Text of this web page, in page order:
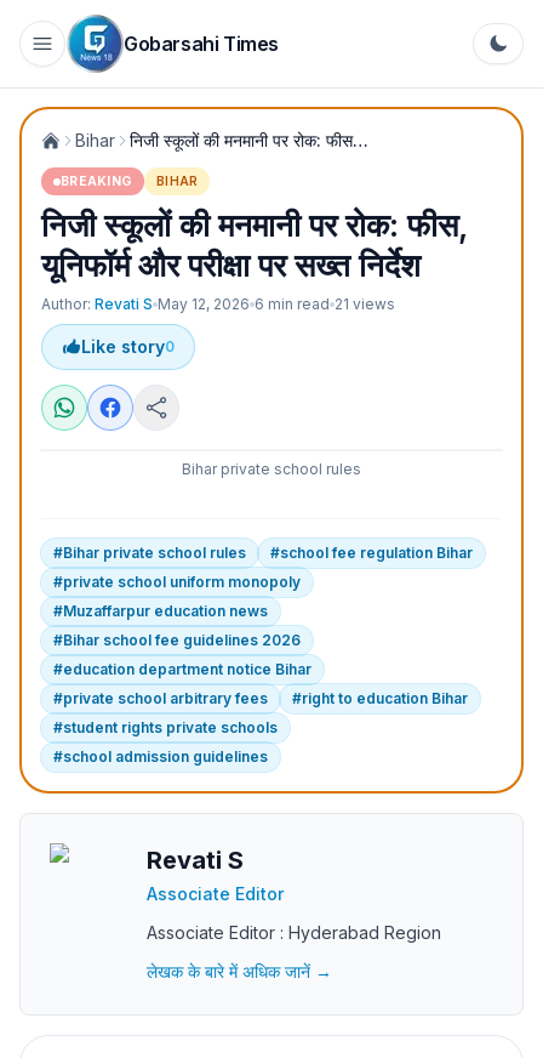
Gobarsahi Times
Bihar निजी स्कूलों की मनमानी पर रोक: फीस, यूनिफॉर्म और परीक्षा पर सख्त निर्देश
BREAKING BIHAR
निजी स्कूलों की मनमानी पर रोक: फीस,
यूनिफॉर्म और परीक्षा पर सख्त निर्देश
Author: Revati S May 12, 2026 6 min read 21 views
Like story0
Bihar private school rules
#Bihar private school rules #school fee regulation Bihar
#private school uniform monopoly
#Muzaffarpur education news
#Bihar school fee guidelines 2026
#education department notice Bihar
#private school arbitrary fees #right to education Bihar
#student rights private schools
#school admission guidelines
Revati S
Associate Editor
Associate Editor : Hyderabad Region
लेखक के बारे में अधिक जानें →